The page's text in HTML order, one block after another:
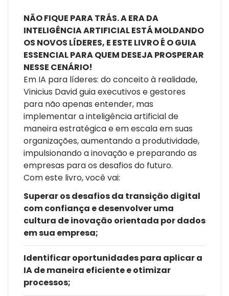
NÃO FIQUE PARA TRÁS. A ERA DA
INTELIGÊNCIA ARTIFICIAL ESTÁ MOLDANDO
OS NOVOS LÍDERES, E ESTE LIVRO É O GUIA
ESSENCIAL PARA QUEM DESEJA PROSPERAR
NESSE CENÁRIO!
Em IA para líderes: do conceito à realidade,
Vinicius David guia executivos e gestores
para não apenas entender, mas
implementar a inteligência artificial de
maneira estratégica e em escala em suas
organizações, aumentando a produtividade,
impulsionando a inovação e preparando as
empresas para os desafios do futuro.
Com este livro, você vai:
Superar os desafios da transição digital
com confiança e desenvolver uma
cultura de inovação orientada por dados
em sua empresa;
Identificar oportunidades para aplicar a
IA de maneira eficiente e otimizar
processos;